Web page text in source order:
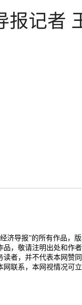
报记者
济导报”的所有作品，
，敬请注明出处和作
者，并不代表本网赞
联系，本网视情况可